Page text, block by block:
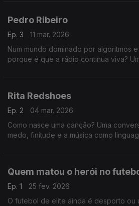
Pedro Ribeiro
Ep. 3
11 mar. 2026
Num mundo dominado por algoritmos
porque é que a rádio continua viva?
Rita Redshoes
Ep. 2
04 mar. 2026
Como nasce uma canção? Uma
medo, finitude e a música como
Quem matou o herói no
Ep. 1
25 fev. 2026
O futebol de elite ainda é desporto ou